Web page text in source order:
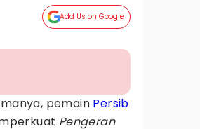
Add Us on Google
pemain Persib
Pengeran